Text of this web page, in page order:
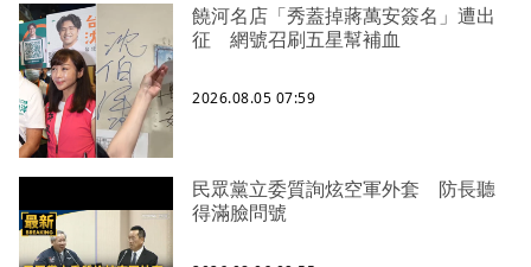
饒河名店「秀蓋掉蔣萬安簽名」遭出
征 網號召刷五星幫補血
2026.08.05 07:59
民眾黨立委質詢炫空軍外套 防長聽
得滿臉問號